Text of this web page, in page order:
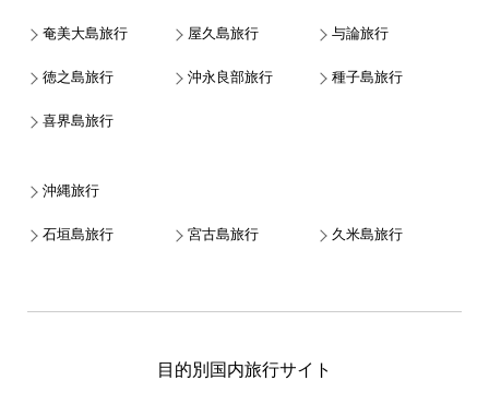
奄美大島旅行 屋久島旅行 与論旅行
徳之島旅行 沖永良部旅行 種子島旅行
喜界島旅行
沖縄旅行
石垣島旅行 宮古島旅行 久米島旅行
目的別国内旅行サイト